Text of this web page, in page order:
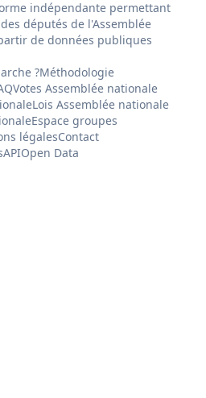
indépendante permettant
députés de l'Assemblée
de données publiques
?Méthodologie
Votes Assemblée nationale
Lois Assemblée nationale
Espace groupes
légalesContact
APIOpen Data